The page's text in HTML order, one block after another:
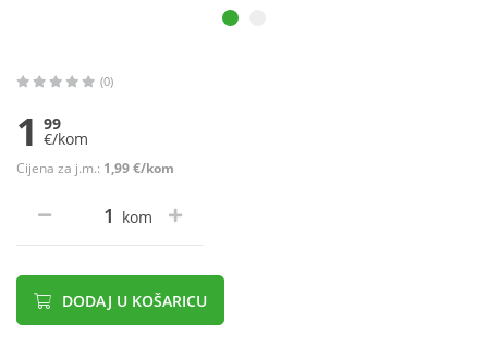
(0)
1 99
€/kom
Cijena za j.m.: 1,99 €/kom
kom
DODAJ U KOŠARICU